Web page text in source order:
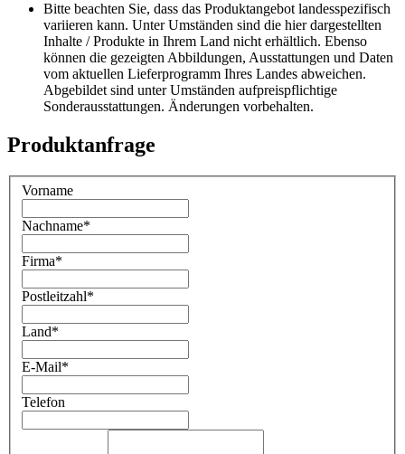
Bitte beachten Sie, dass das Produktangebot landesspezifisch
variieren kann. Unter Umständen sind die hier dargestellten
Inhalte / Produkte in Ihrem Land nicht erhältlich. Ebenso
können die gezeigten Abbildungen, Ausstattungen und Daten
vom aktuellen Lieferprogramm Ihres Landes abweichen.
Abgebildet sind unter Umständen aufpreispflichtige
Sonderausstattungen. Änderungen vorbehalten.
Produktanfrage
Vorname
Nachname*
Firma*
Postleitzahl*
Land*
E-Mail*
Telefon